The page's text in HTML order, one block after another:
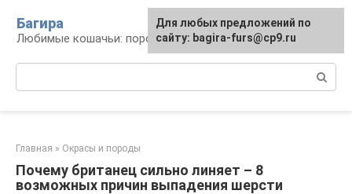
контенту
Багира
Любимые кошачьи: породы, содержание, уход
Главная » Окрасы и породы
Почему британец сильно линяет – 8
возможных причин выпадения шерсти
Для любых предложений по
сайту: bagira-furs@cp9.ru